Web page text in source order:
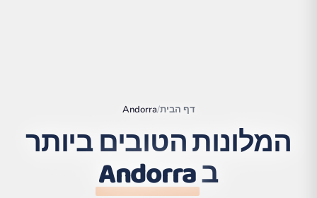
דף הבית/
Andorra
המלונות הטובים ביותר
בAndorra